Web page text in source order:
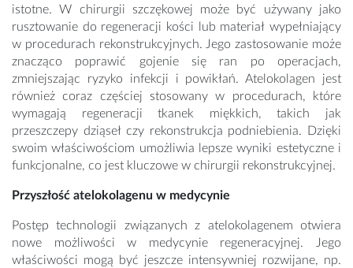
istotne. W chirurgii szczękowej może być używany jako
rusztowanie do regeneracji kości lub materiał wypełniający
w procedurach rekonstrukcyjnych. Jego zastosowanie może
znacząco poprawić gojenie się ran po operacjach,
zmniejszając ryzyko infekcji i powikłań. Atelokolagen jest
również coraz częściej stosowany w procedurach, które
wymagają regeneracji tkanek miękkich, takich jak
przeszczepy dziąseł czy rekonstrukcja podniebienia. Dzięki
swoim właściwościom umożliwia lepsze wyniki estetyczne i
funkcjonalne, co jest kluczowe w chirurgii rekonstrukcyjnej.
Przyszłość atelokolagenu w medycynie
Postęp technologii związanych z atelokolagenem otwiera
nowe możliwości w medycynie regeneracyjnej. Jego
właściwości mogą być jeszcze intensywniej rozwijane, np.